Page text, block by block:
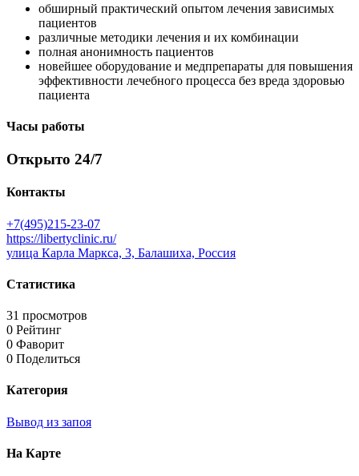
обширный практический опытом лечения зависимых
пациентов
различные методики лечения и их комбинации
полная анонимность пациентов
новейшее оборудование и медпрепараты для повышения
эффективности лечебного процесса без вреда здоровью
пациента
Часы работы
Открыто 24/7
Контакты
+7(495)215-23-07
https://libertyclinic.ru/
улица Карла Маркса, 3, Балашиха, Россия
Статистика
31 просмотров
0 Рейтинг
0 Фаворит
0 Поделиться
Категория
Вывод из запоя
На Карте